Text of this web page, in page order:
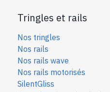
Tringles et rails
Nos tringles
Nos rails
Nos rails wave
Nos rails motorisés
SilentGliss